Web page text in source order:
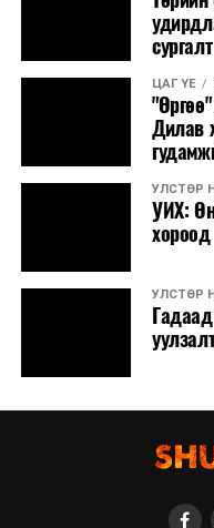
ЦАГ ҮЕ
Дилав
УЛСТӨР
УИХ:
хороод
УЛСТӨР